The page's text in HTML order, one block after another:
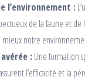
l’environnement :
de la faune et
mieux notre
: Une formation
l’efficacité et la